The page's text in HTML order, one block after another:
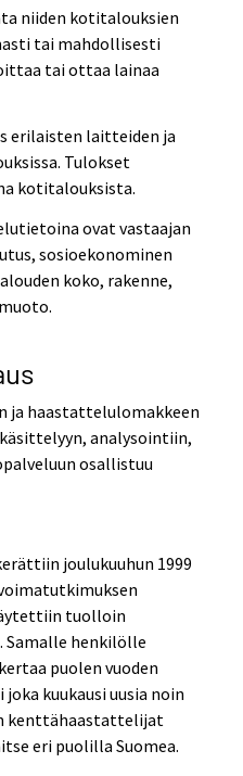
niiden kotitalouksien
tai mahdollisesti
tai ottaa lainaa
erilaisten laitteiden ja
Tulokset
kotitalouksista.
ovat vastaajan
sosioekonominen
koko, rakenne,
ja haastattelulomakkeen
analysointiin,
osallistuu
joulukuuhun 1999
tuolloin
Samalle henkilölle
puolen vuoden
kuukausi uusia noin
kenttähaastattelijat
eri puolilla Suomea.